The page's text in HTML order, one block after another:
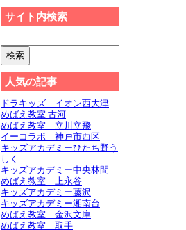
サイト内検索
人気の記事
ドラキッズ イオン西大津
めばえ教室 古河
めばえ教室 立川立飛
イーコラボ 神戸市西区
キッズアカデミーひたち野う
しく
キッズアカデミー中央林間
めばえ教室 上永谷
キッズアカデミー藤沢
キッズアカデミー湘南台
めばえ教室 金沢文庫
めばえ教室 取手